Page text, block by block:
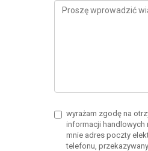
wyrażam zgodę na
informacji handlowych
mnie adres poczty
telefonu,